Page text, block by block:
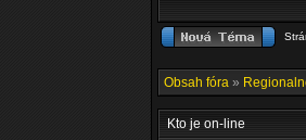
Obsah fóra»
Kto je on-line